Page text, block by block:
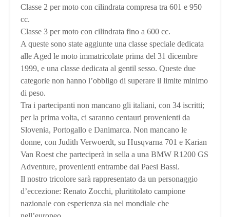
Classe 2 per moto con cilindrata compresa tra 601 e 950
cc.
Classe 3 per moto con cilindrata fino a 600 cc.
A queste sono state aggiunte una classe speciale dedicata
alle Aged le moto immatricolate prima del 31 dicembre
1999, e una classe dedicata al gentil sesso. Queste due
categorie non hanno l’obbligo di superare il limite minimo
di peso.
Tra i partecipanti non mancano gli italiani, con 34 iscritti;
per la prima volta, ci saranno centauri provenienti da
Slovenia, Portogallo e Danimarca. Non mancano le
donne, con Judith Verwoerdt, su Husqvarna 701 e Karian
Van Roest che parteciperà in sella a una BMW R1200 GS
Adventure, provenienti entrambe dai Paesi Bassi.
Il nostro tricolore sarà rappresentato da un personaggio
d’eccezione: Renato Zocchi, plurititolato campione
nazionale con esperienza sia nel mondiale che